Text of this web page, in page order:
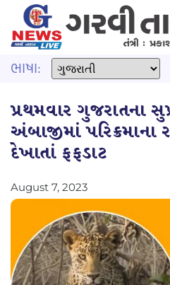
ભાષા:
પ્રથમવાર ગુજરાતના
અંબાજીમાં પરિક્રમાના
દેખાતાં ફફડાટ
August 7, 2023